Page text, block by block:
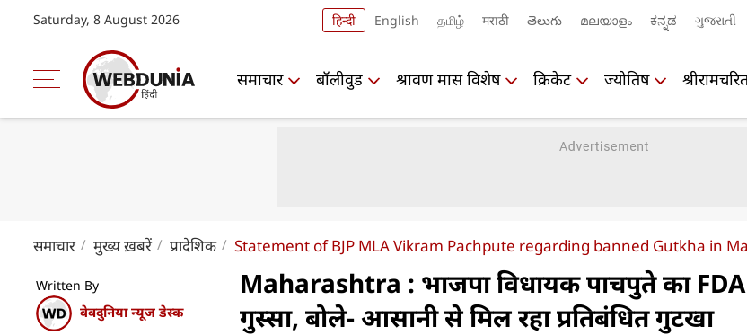
Saturday, 8 August 2026 हिन्दी English தமிழ் मराठी తెలుగు മലയാളം ಕನ್ನಡ ગુજરાતી
समाचार बॉलीवुड श्रावण मास विशेष क्रिकेट ज्योतिष
समाचार मुख्य ख़बरें प्रादेशिक Statement of BJP MLA Vikram Pachpute regarding banned Gutkha in
Written By
वेबदुनिया न्यूज डेस्क
Maharashtra : भाजपा विधायक पाचपुते का
गुस्‍सा, बोले- आसानी से मिल रहा प्रतिबंधित गुटखा